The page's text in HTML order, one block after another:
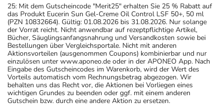
25: Mit dem Gutscheincode "Merit25" erhalten Sie 25 % Rabatt auf
das Produkt Eucerin Sun Gel-Creme Oil Control LSF 50+, 50 ml
(PZN 10832664). Gültig: 01.08.2026 bis 31.08.2026. Nur solange
der Vorrat reicht. Nicht anwendbar auf rezeptpflichtige Artikel,
Bücher, Säuglingsanfangsnahrung und Versandkosten sowie bei
Bestellungen über Vergleichsportale. Nicht mit anderen
Aktionsvorteilen (ausgenommen Coupons) kombinierbar und nur
einzulösen unter www.aponeo.de oder in der APONEO App. Nach
Eingabe des Gutscheincodes im Warenkorb, wird der Wert des
Vorteils automatisch vom Rechnungsbetrag abgezogen. Wir
behalten uns das Recht vor, die Aktionen bei Vorliegen eines
wichtigen Grundes zu beenden oder ggf. mit einem anderen
Gutschein bzw. durch eine andere Aktion zu ersetzen.